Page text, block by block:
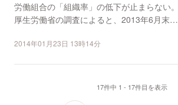
労働組合の「組織率」の低下が止まらない。
厚生労働省の調査によると、2013年6月末の
2014年01月23日 13時14分
17件中 1 - 17件目を表示